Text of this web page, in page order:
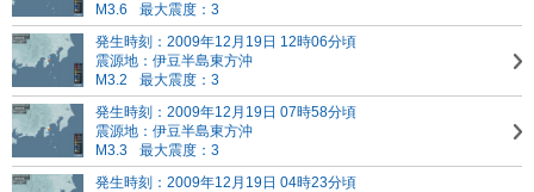
M3.6
最大震度：3
発生時刻：2009年12月19日 12時06分頃
震源地：伊豆半島東方沖
M3.2
最大震度：3
発生時刻：2009年12月19日 07時58分頃
震源地：伊豆半島東方沖
M3.3
最大震度：3
発生時刻：2009年12月19日 04時23分頃